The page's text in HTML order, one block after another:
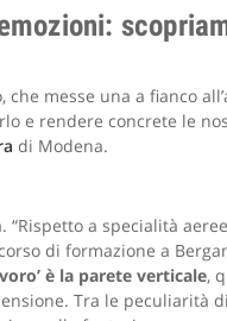
messe una a fianco
e rendere concrete le
di Modena.
a specialità
di formazione a
è la parete verticale,
Tra le peculiarità